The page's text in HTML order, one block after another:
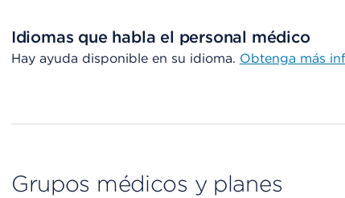
Idiomas que habla el personal médico
Hay ayuda disponible en su idioma. Obtenga más
Grupos médicos y planes